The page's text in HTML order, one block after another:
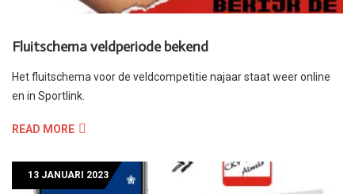
Fluitschema veldperiode bekend
Het fluitschema voor de veldcompetitie najaar staat weer online
en in Sportlink.
READ MORE
13 JANUARI 2023